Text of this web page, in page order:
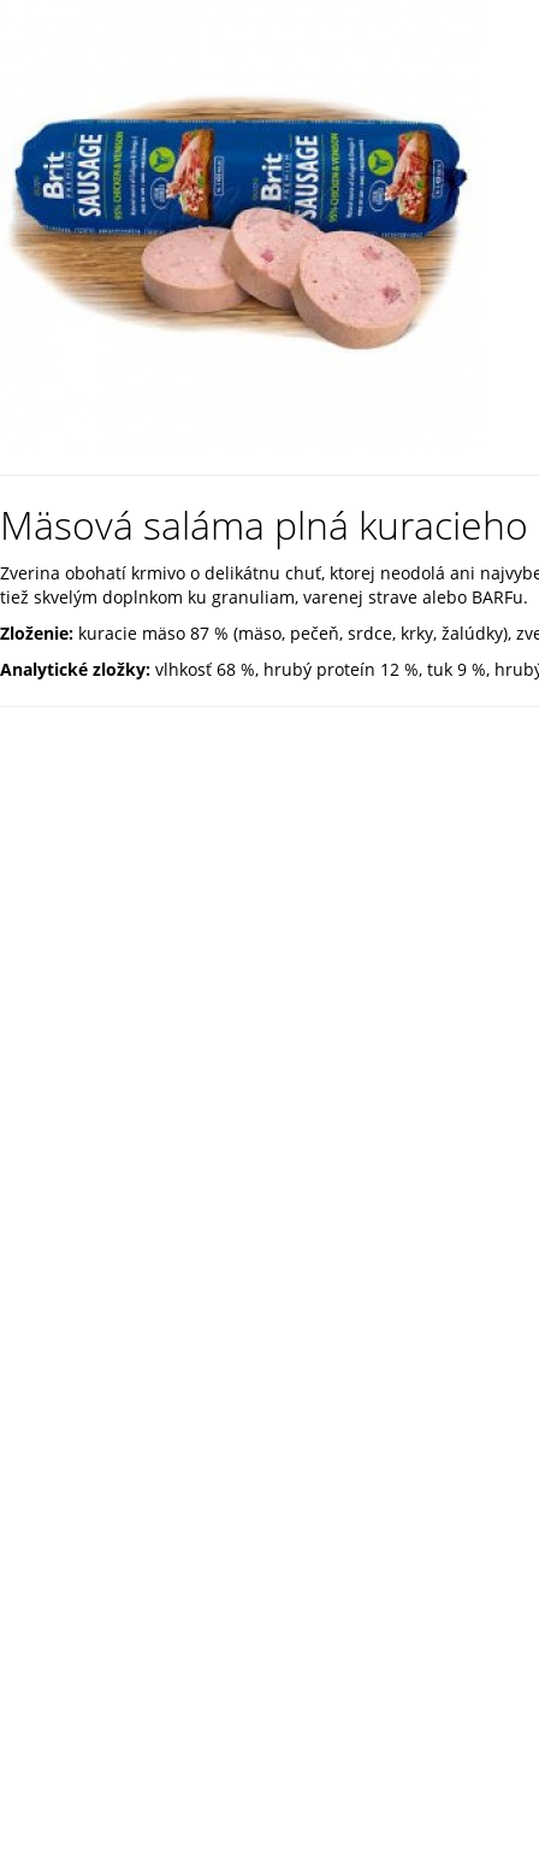
Mäsová saláma plná
Zverina obohatí krmivo o delikátnu chuť, ktorej neodolá ani
tiež skvelým doplnkom ku granuliam, varenej strave alebo BARFu.
Zloženie: kuracie mäso 87 % (mäso, pečeň, srdce, krky, žalúdky),
Analytické zložky: vlhkosť 68 %, hrubý proteín 12 %, tuk 9 %,